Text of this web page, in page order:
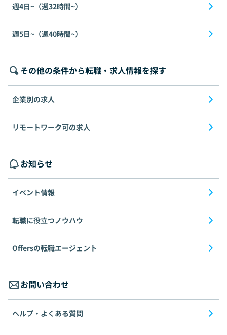
週4日~（週32時間~）
週5日~（週40時間~）
その他の条件から転職・求人情報を探す
企業別の求人
リモートワーク可の求人
お知らせ
イベント情報
転職に役立つノウハウ
Offersの転職エージェント
お問い合わせ
ヘルプ・よくある質問